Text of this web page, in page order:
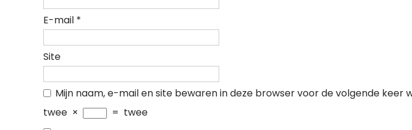
E-mail *
Site
Mijn naam, e-mail en site bewaren in deze browser voor de volgende keer
twee × = twee